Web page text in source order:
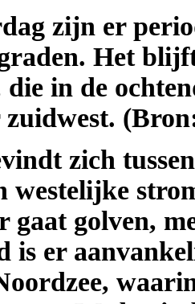
zijn er
Het
in de
zuidwest.
zich
westelijke
gaat golven,
is er